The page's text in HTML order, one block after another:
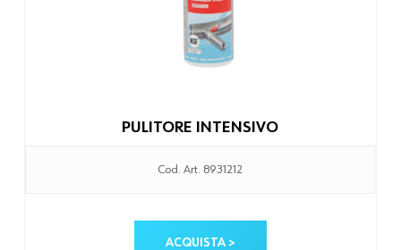
PULITORE INTENSIVO
Cod. Art. 8931212
ACQUISTA >